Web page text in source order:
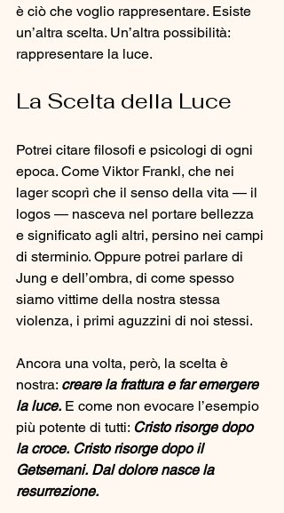
è ciò che voglio rappresentare. Esiste
un’altra scelta. Un’altra possibilità:
rappresentare la luce.
La Scelta della Luce
Potrei citare filosofi e psicologi di ogni
epoca. Come Viktor Frankl, che nei
lager scoprì che il senso della vita — il
logos — nasceva nel portare bellezza
e significato agli altri, persino nei campi
di sterminio. Oppure potrei parlare di
Jung e dell’ombra, di come spesso
siamo vittime della nostra stessa
violenza, i primi aguzzini di noi stessi.
Ancora una volta, però, la scelta è
nostra: creare la frattura e far emergere
la luce. E come non evocare l’esempio
più potente di tutti: Cristo risorge dopo
la croce. Cristo risorge dopo il
Getsemani. Dal dolore nasce la
resurrezione.